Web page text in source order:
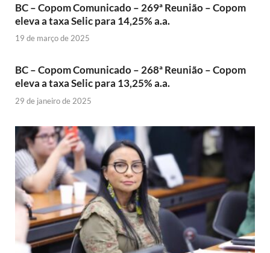
BC – Copom Comunicado – 269ª Reunião – Copom
eleva a taxa Selic para 14,25% a.a.
19 de março de 2025
BC – Copom Comunicado – 268ª Reunião – Copom
eleva a taxa Selic para 13,25% a.a.
29 de janeiro de 2025